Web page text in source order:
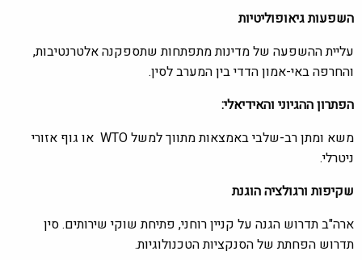
השפעות גיאופוליטיות
עליית ההשפעה של מדינות מתפתחות שתספקנה אלטרנטיבות,
והחרפה באי-אמון הדדי בין המערב לסין.
הפתרון ההגיוני והאידיאלי:
משא ומתן רב-שלבי באמצאות מתווך למשל WTO או גוף אזורי
ניטרלי.
שקיפות ורגולציה הוגנת
ארה"ב תדרוש הגנה על קניין רוחני, פתיחת שוקי שירותים. סין
תדרוש הפחתת של הסנקציות הטכנולוגיות.